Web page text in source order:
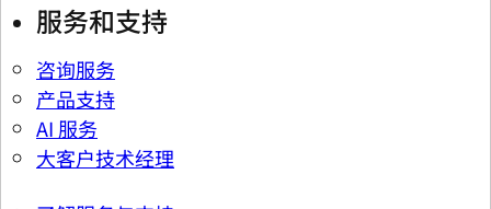
服务和支持
咨询服务
产品支持
AI 服务
大客户技术经理